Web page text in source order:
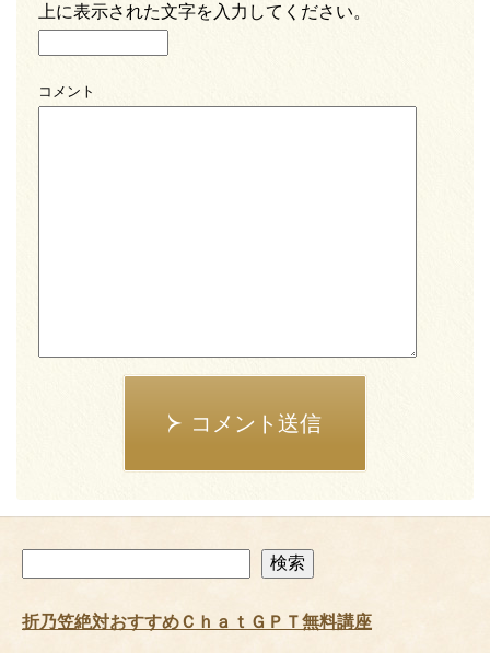
上に表示された文字を入力してください。
コメント
コメント送信
索
検索
折乃笠絶対おすすめＣｈａｔＧＰＴ無料講座